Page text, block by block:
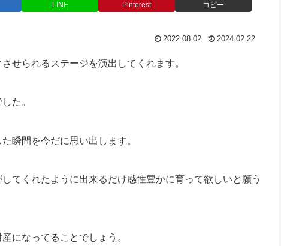
LINE Pinterest コピー
2022.08.02 2024.02.22
せられるステージを演出してくれます。
た。
瞬間を今だに思い出します。
てくれたように出来るだけ感性豊かに育って欲しいと願う
になってることでしょう。